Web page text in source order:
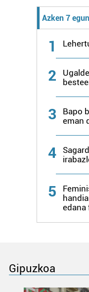
Azken 7
1
2
3
Bapo
eman
4
5
edana
Gipuzkoa